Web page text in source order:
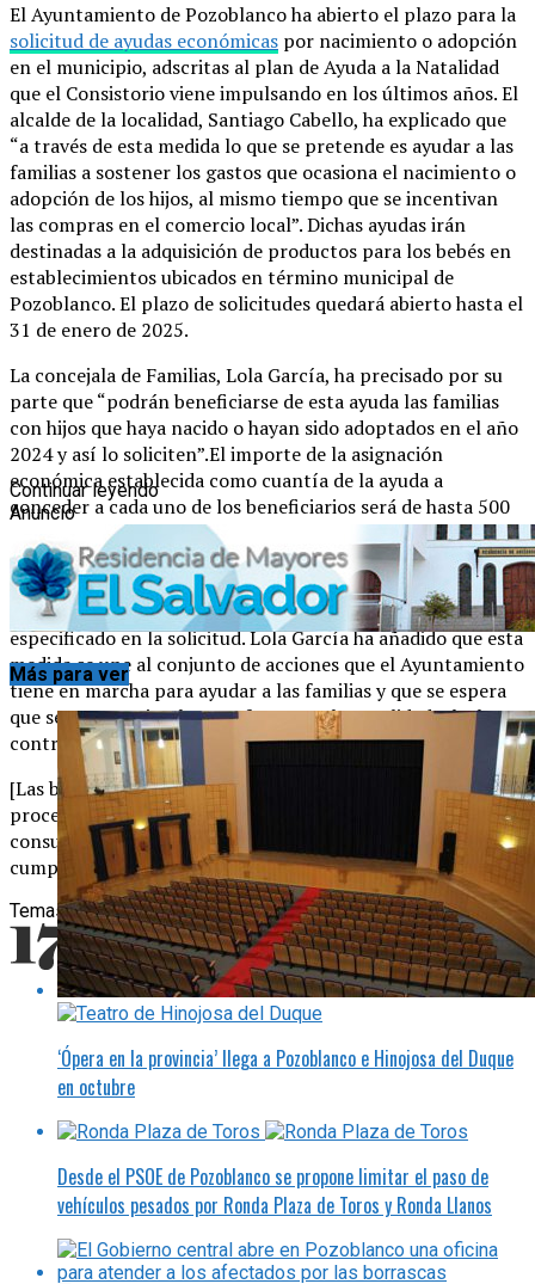
El Ayuntamiento de Pozoblanco ha abierto el plazo para la
solicitud de ayudas económicas por nacimiento o adopción
en el municipio, adscritas al plan de Ayuda a la Natalidad
que el Consistorio viene impulsando en los últimos años. El
alcalde de la localidad, Santiago Cabello, ha explicado que
“a través de esta medida lo que se pretende es ayudar a las
familias a sostener los gastos que ocasiona el nacimiento o
adopción de los hijos, al mismo tiempo que se incentivan
las compras en el comercio local”. Dichas ayudas irán
destinadas a la adquisición de productos para los bebés en
establecimientos ubicados en término municipal de
Pozoblanco. El plazo de solicitudes quedará abierto hasta el
31 de enero de 2025.
La concejala de Familias, Lola García, ha precisado por su
parte que “podrán beneficiarse de esta ayuda las familias
con hijos que haya nacido o hayan sido adoptados en el año
2024 y así lo soliciten”.El importe de la asignación
económica establecida como cuantía de la ayuda a
conceder a cada uno de los beneficiarios será de hasta 500
euros, mientras que en caso de parto múltiple la asignación
económica se multiplicará por el número de hijos
nacidos.El abono se hará, al igual que en años anteriores,
con un pago único al número de cuenta que venga
especificado en la solicitud. Lola García ha añadido que esta
medida se une al conjunto de acciones que el Ayuntamiento
tiene en marcha para ayudar a las familias y que se espera
que sean un estímulo para fomentar la natalidad y luchar
contra la despoblación.
[Las bases del Plan de Natalidad, con los requisitos,
procedimiento y documentación necesaria, se pueden
consultar aquí. El anexo del Plan de Natalidad para su
cumplimentación se puede descargaraquí]
Temas:Pozoblanco
Continuar leyendo
Anuncio
Más para ver
‘Ópera en la provincia’ llega a Pozoblanco e Hinojosa del Duque
en octubre
Desde el PSOE de Pozoblanco se propone limitar el paso de
vehículos pesados por Ronda Plaza de Toros y Ronda Llanos